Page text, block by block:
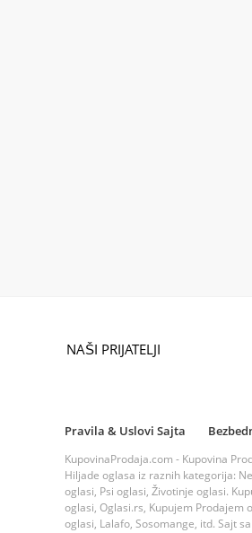
NAŠI PRIJATELJI
Pravila & Uslovi Sajta
KupovinaProdaja.com - Kupovina
Hiljade oglasa iz raznih kategorija:
oglasi, Psi oglasi, Životinje oglasi.
oglasi, Oglasi.rs, Kupujem Prodajem
oglasi, Lalafo, Sosomange, itd. Sajt